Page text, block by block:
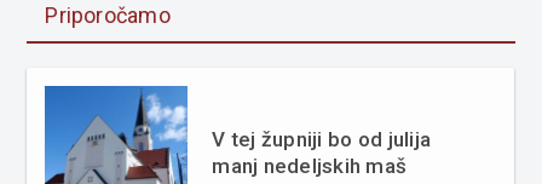
Priporočamo
V tej župniji bo od julija
manj nedeljskih maš